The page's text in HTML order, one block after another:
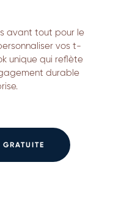
avant tout pour le
vos t-
unique qui reflète
durable